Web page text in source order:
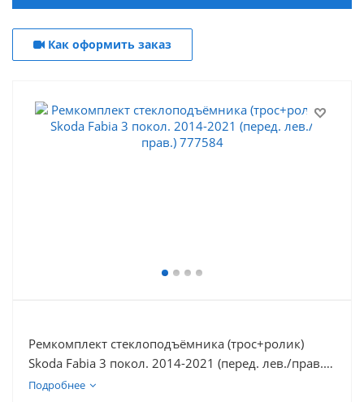
Как оформить заказ
Ремкомплект стеклоподъёмника (трос+ролик)
Skoda Fabia 3 покол. 2014-2021 (перед. лев./прав.)
777584
Подробнее